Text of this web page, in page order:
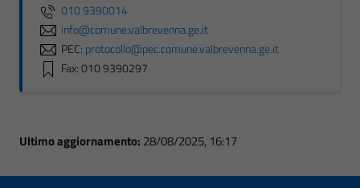
010 9390014
info@comune.valbrevenna.ge.it
PEC: protocollo@pec.comune.valbrevenna.ge.it
Fax: 010 9390297
Ultimo aggiornamento: 28/08/2025, 16:17